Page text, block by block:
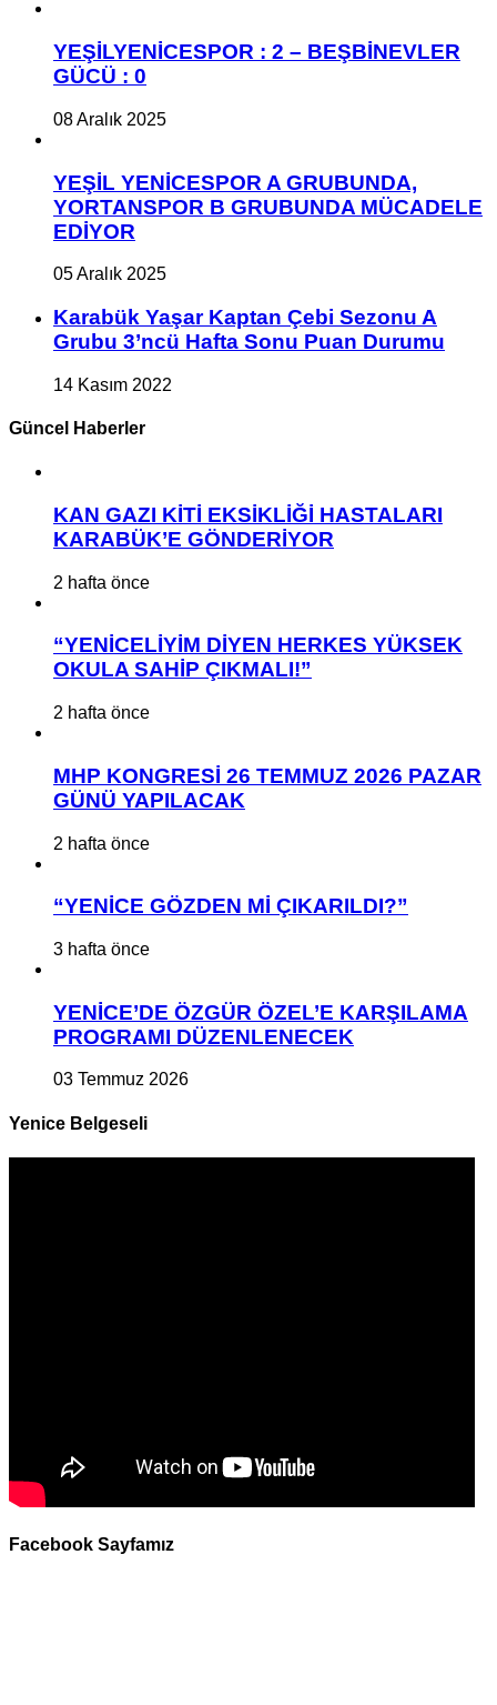
YEŞİLYENİCESPOR : 2 – BEŞBİNEVLER
GÜCÜ : 0
08 Aralık 2025
YEŞİL YENİCESPOR A GRUBUNDA,
YORTANSPOR B GRUBUNDA MÜCADELE
EDİYOR
05 Aralık 2025
Karabük Yaşar Kaptan Çebi Sezonu A
Grubu 3’ncü Hafta Sonu Puan Durumu
14 Kasım 2022
Güncel Haberler
KAN GAZI KİTİ EKSİKLİĞİ HASTALARI
KARABÜK’E GÖNDERİYOR
2 hafta önce
“YENİCELİYİM DİYEN HERKES YÜKSEK
OKULA SAHİP ÇIKMALI!”
2 hafta önce
MHP KONGRESİ 26 TEMMUZ 2026 PAZAR
GÜNÜ YAPILACAK
2 hafta önce
“YENİCE GÖZDEN Mİ ÇIKARILDI?”
3 hafta önce
YENİCE’DE ÖZGÜR ÖZEL’E KARŞILAMA
PROGRAMI DÜZENLENECEK
03 Temmuz 2026
Yenice Belgeseli
Facebook Sayfamız